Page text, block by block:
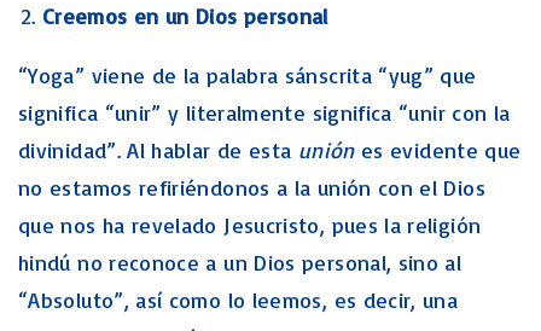
Creemos en un Dios personal
“Yoga” viene de la palabra sánscrita “yug” que
significa “unir” y literalmente significa “unir con la
divinidad”. Al hablar de esta uniónes evidente que
no estamos refiriéndonos a la unión con el Dios
que nos ha revelado Jesucristo, pues la religión
hindú no reconoce a un Dios personal, sino al
“Absoluto”, así como lo leemos, es decir, una